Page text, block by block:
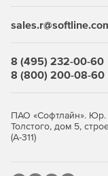
8 (495) 232-00-60
8 (800) 200-08-60
ПАО «Софтлайн». Юр.
Толстого, дом 5,
(А-311)